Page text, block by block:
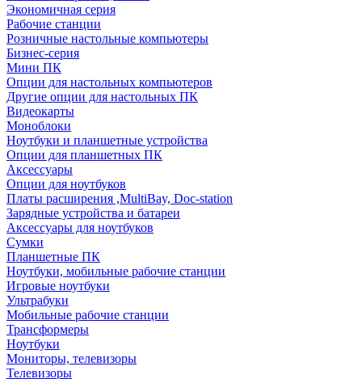
Экономичная серия
Рабочие станции
Розничные настольные компьютеры
Бизнес-серия
Мини ПК
Опции для настольных компьютеров
Другие опции для настольных ПК
Видеокарты
Моноблоки
Ноутбуки и планшетные устройства
Опции для планшетных ПК
Аксессуары
Опции для ноутбуков
Платы расширения ,MultiBay, Doc-station
Зарядные устройства и батареи
Аксессуары для ноутбуков
Сумки
Планшетные ПК
Ноутбуки, мобильные рабочие станции
Игровые ноутбуки
Ультрабуки
Мобильные рабочие станции
Трансформеры
Ноутбуки
Мониторы, телевизоры
Телевизоры